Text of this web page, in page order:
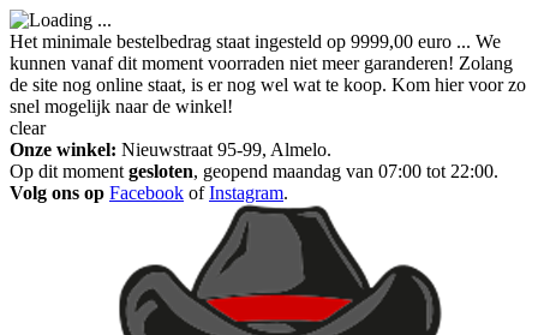
Het minimale bestelbedrag staat ingesteld op 9999,00 euro ... We
kunnen vanaf dit moment voorraden niet meer garanderen! Zolang
de site nog online staat, is er nog wel wat te koop. Kom hier voor zo
snel mogelijk naar de winkel!
clear
Onze winkel: Nieuwstraat 95-99, Almelo.
Op dit moment gesloten, geopend maandag van 07:00 tot 22:00.
Volg ons op Facebook ofInstagram.